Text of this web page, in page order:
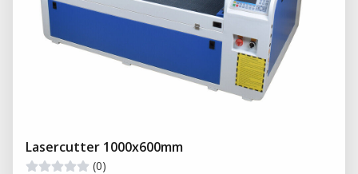
Lasercutter 1000x600mm
(0)